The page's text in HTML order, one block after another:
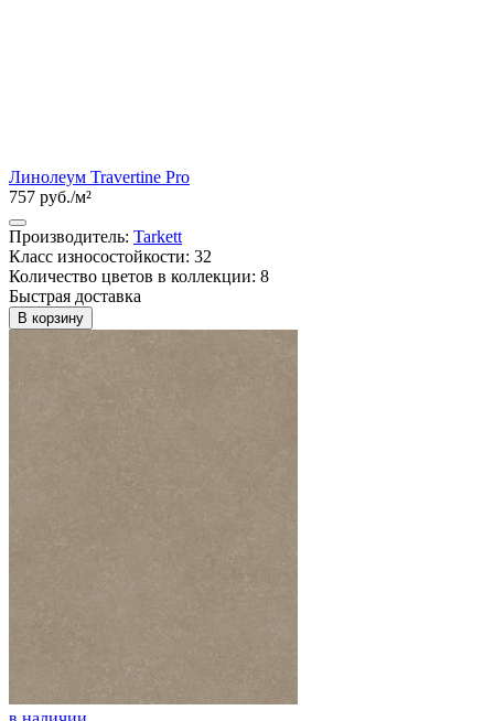
Линолеум Travertine Pro
757 руб./м²
Производитель: Tarkett
Класс износостойкости: 32
Количество цветов в коллекции: 8
Быстрая доставка
В корзину